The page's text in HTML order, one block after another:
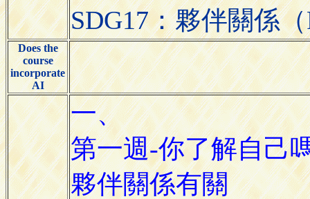
SDG17：夥伴關係
Does the
course
incorporate
AI
一、
第一週-你了解自己
夥伴關係有關